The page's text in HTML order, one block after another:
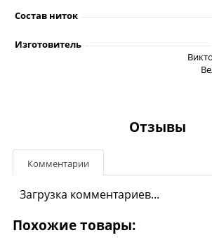
Состав ниток
Изготовитель
Отзывы
Комментарии
Загрузка комментариев...
Похожие товары: